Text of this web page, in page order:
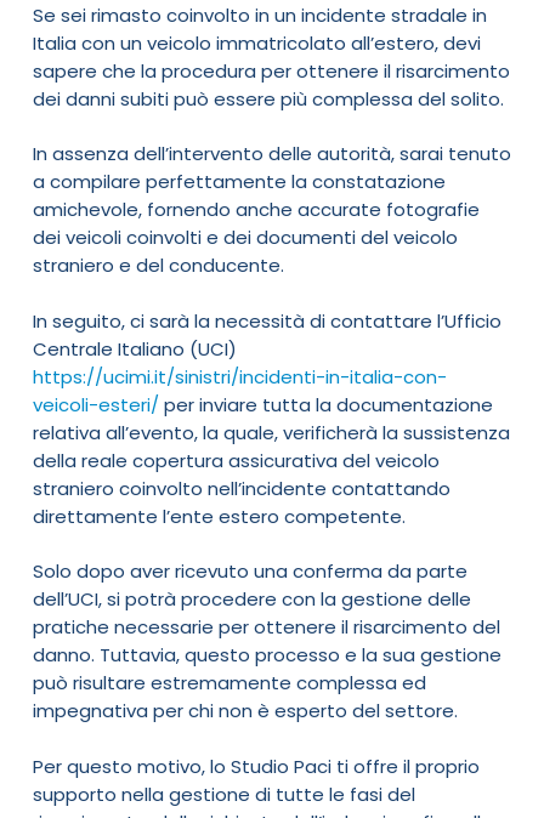
Se sei rimasto coinvolto in un incidente stradale in
Italia con un veicolo immatricolato all’estero, devi
sapere che la procedura per ottenere il risarcimento
dei danni subiti può essere più complessa del solito.
In assenza dell’intervento delle autorità, sarai tenuto
a compilare perfettamente la constatazione
amichevole, fornendo anche accurate fotografie
dei veicoli coinvolti e dei documenti del veicolo
straniero e del conducente.
In seguito, ci sarà la necessità di contattare l’Ufficio
Centrale Italiano (UCI)
https://ucimi.it/sinistri/incidenti-in-italia-con-
veicoli-esteri/per inviare tutta la documentazione
relativa all’evento, la quale, verificherà la sussistenza
della reale copertura assicurativa del veicolo
straniero coinvolto nell’incidente contattando
direttamente l’ente estero competente.
Solo dopo aver ricevuto una conferma da parte
dell’UCI, si potrà procedere con la gestione delle
pratiche necessarie per ottenere il risarcimento del
danno. Tuttavia, questo processo e la sua gestione
può risultare estremamente complessa ed
impegnativa per chi non è esperto del settore.
Per questo motivo, lo Studio Paci ti offre il proprio
supporto nella gestione di tutte le fasi del